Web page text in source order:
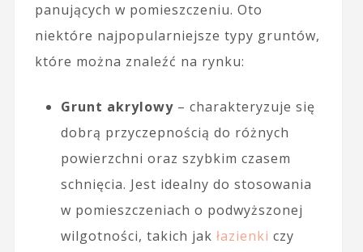
panujących w pomieszczeniu. Oto
niektóre najpopularniejsze typy gruntów,
które można znaleźć na rynku:
Grunt akrylowy– charakteryzuje się
dobrą przyczepnością do różnych
powierzchni oraz szybkim czasem
schnięcia. Jest idealny do stosowania
w pomieszczeniach o podwyższonej
wilgotności, takich jak łazienki czy